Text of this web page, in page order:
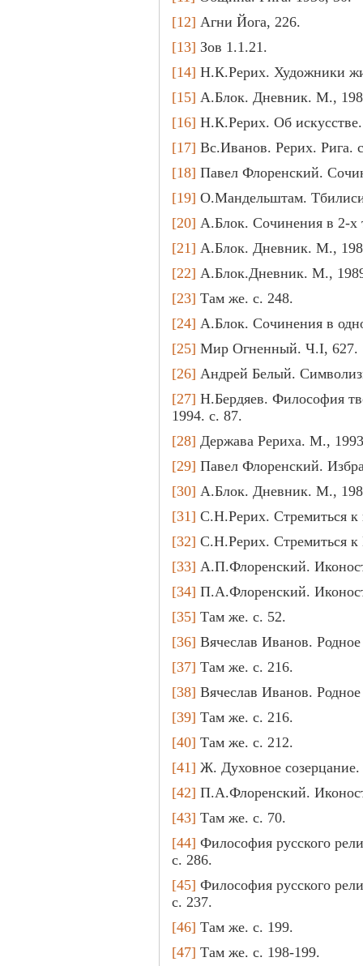
[12] Агни Йога, 226.
[13] Зов 1.1.21.
[14] Н.К.Рерих. Художники
[15] А.Блок. Дневник. М.,
[16] Н.К.Рерих. Об
[17] Вс.Иванов. Рерих. Рига.
[18] Павел Флоренский.
[19] О.Мандельштам.
[20] А.Блок. Сочинения в 2-
[21] А.Блок. Дневник. М.,
[22] А.Блок.Дневник. М.,
[23] Там же. с. 248.
[24] А.Блок. Сочинения в
[25] Мир Огненный. Ч.I, 627.
[26] Андрей Белый.
[27] Н.Бердяев. Философия
1994. с. 87.
[28] Держава Рериха. М.,
[29] Павел Флоренский.
[30] А.Блок. Дневник. М.,
[31] С.Н.Рерих. Стремиться
[32] С.Н.Рерих. Стремиться
[33] А.П.Флоренский.
[34] П.А.Флоренский.
[35] Там же. с. 52.
[36] Вячеслав Иванов.
[37] Там же. с. 216.
[38] Вячеслав Иванов.
[39] Там же. с. 216.
[40] Там же. с. 212.
[41] Ж. Духовное
[42] П.А.Флоренский.
[43] Там же. с. 70.
[44] Философия русского
с. 286.
[45] Философия русского
с. 237.
[46] Там же. с. 199.
[47] Там же. с. 198-199.